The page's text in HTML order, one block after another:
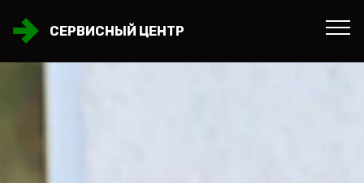
СЕРВИСНЫЙ ЦЕНТР